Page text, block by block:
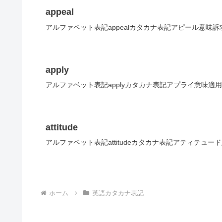
appeal
アルファベット表記appealカタカナ表記アピール意味訴
apply
アルファベット表記applyカタカナ表記アプライ意味適用
attitude
アルファベット表記attitudeカタカナ表記アティテュー
ホーム 英語カタカナ表記